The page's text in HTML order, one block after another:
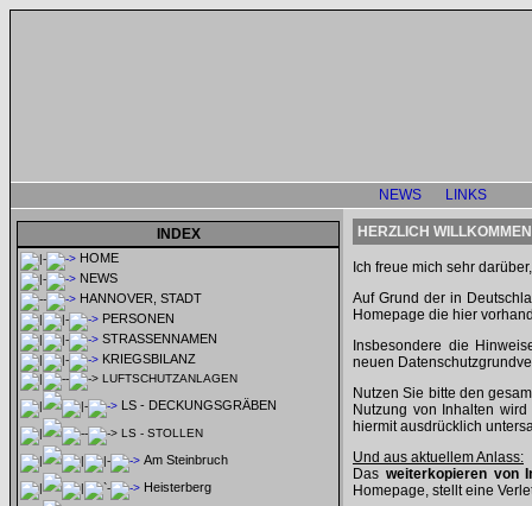
NEWS LINKS
INDEX
HOME
NEWS
HANNOVER, STADT
PERSONEN
STRASSENNAMEN
KRIEGSBILANZ
LUFTSCHUTZANLAGEN
LS - DECKUNGSGRÄBEN
LS - STOLLEN
Am Steinbruch
Heisterberg
HERZLICH
Ich freue mich sehr
Auf Grund der in
Homepage die hier
Insbesondere die
neuen
Nutzen Sie bitte den
Nutzung von Inhalten
hiermit ausdrücklich
Und aus aktuellem Anlass:
Das weiterkopieren von
Homepage, stellt eine